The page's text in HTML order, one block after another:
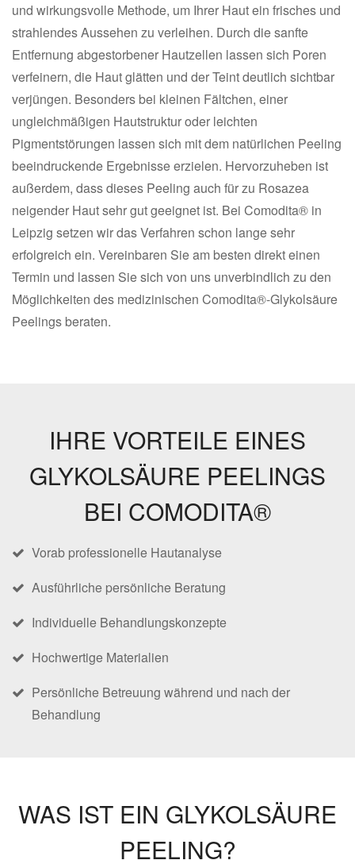
und wirkungsvolle Methode, um Ihrer Haut ein frisches und
strahlendes Aussehen zu verleihen. Durch die sanfte
Entfernung abgestorbener Hautzellen lassen sich Poren
verfeinern, die Haut glätten und der Teint deutlich sichtbar
verjüngen. Besonders bei kleinen Fältchen, einer
ungleichmäßigen Hautstruktur oder leichten
Pigmentstörungen lassen sich mit dem natürlichen Peeling
beeindruckende Ergebnisse erzielen. Hervorzuheben ist
außerdem, dass dieses Peeling auch für zu Rosazea
neigender Haut sehr gut geeignet ist. Bei Comodita® in
Leipzig setzen wir das Verfahren schon lange sehr
erfolgreich ein. Vereinbaren Sie am besten direkt einen
Termin und lassen Sie sich von uns unverbindlich zu den
Möglichkeiten des medizinischen Comodita®-Glykolsäure
Peelings beraten.
IHRE VORTEILE EINES
GLYKOLSÄURE PEELINGS
BEI COMODITA®
Vorab professionelle Hautanalyse
Ausführliche persönliche Beratung
Individuelle Behandlungskonzepte
Hochwertige Materialien
Persönliche Betreuung während und nach der
Behandlung
WAS IST EIN GLYKOLSÄURE
PEELING?